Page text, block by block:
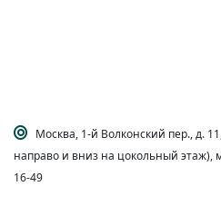
Москва, 1-й Волконский пер., д.
направо и вниз на цокольный этаж),
16-49